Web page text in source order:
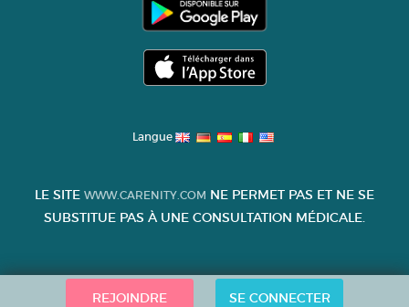
REJOINDRE SE CONNECTER
Langue
LE SITE WWW.CARENITY.COM NE PERMET PAS ET NE SE
SUBSTITUE PAS À UNE CONSULTATION MÉDICALE.